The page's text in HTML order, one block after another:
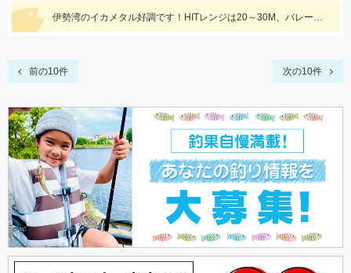
伊勢湾のイカメタル好調です！HITレンジは20～30M、バレーヒルミニリンやボーズレスTG服部などが良かったです！
前の10件 次の10件